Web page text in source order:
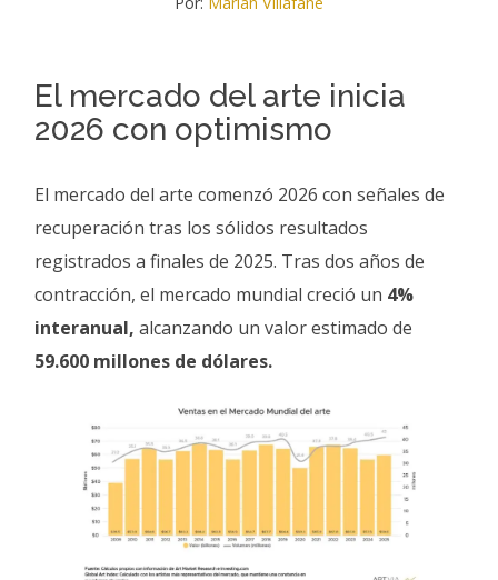
El mercado del arte inicia
2026 con optimismo
El mercado del arte comenzó 2026 con señales de
recuperación tras los sólidos resultados
registrados a finales de 2025. Tras dos años de
contracción, el mercado mundial creció un 4%
interanual, alcanzando un valor estimado de
59.600 millones de dólares.